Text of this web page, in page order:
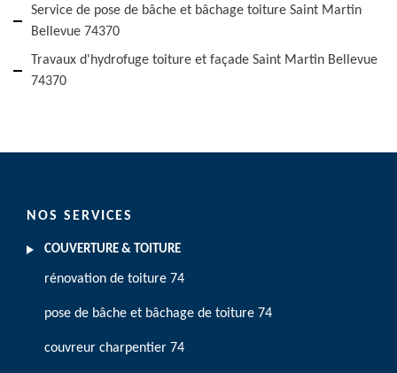
Service de pose de bâche et bâchage toiture Saint Martin
Bellevue 74370
Travaux d'hydrofuge toiture et façade Saint Martin Bellevue
74370
NOS SERVICES
COUVERTURE & TOITURE
rénovation de toiture 74
pose de bâche et bâchage de toiture 74
couvreur charpentier 74